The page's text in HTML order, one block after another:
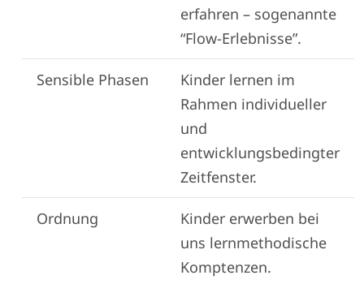
erfahren – sogenannte
“Flow-Erlebnisse”.
Sensible Phasen
Kinder lernen im
Rahmen individueller
und
entwicklungsbedingter
Zeitfenster.
Ordnung
Kinder erwerben bei
uns lernmethodische
Komptenzen.